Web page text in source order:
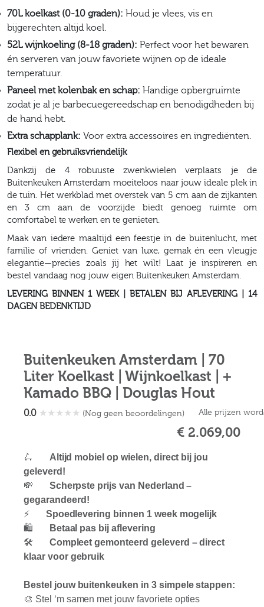
70L koelkast (0-10 graden): Houd je vlees, vis en
bijgerechten altijd koel.
52L wijnkoeling (8-18 graden): Perfect voor het bewaren
én serveren van jouw favoriete wijnen op de ideale
temperatuur.
Paneel met kolenbak en schap: Handige opbergruimte
zodat je al je barbecuegereedschap en benodigdheden bij
de hand hebt.
Extra schapplank: Voor extra accessoires en ingrediënten.
Flexibel en gebruiksvriendelijk
Dankzij de 4 robuuste zwenkwielen verplaats je de
Buitenkeuken Amsterdam moeiteloos naar jouw ideale plek in
de tuin. Het werkblad met overstek van 5 cm aan de zijkanten
en 3 cm aan de voorzijde biedt genoeg ruimte om
comfortabel te werken en te genieten.
Maak van iedere maaltijd een feestje in de buitenlucht, met
familie of vrienden. Geniet van luxe, gemak én een vleugje
elegantie—precies zoals jij het wilt! Laat je inspireren en
bestel vandaag nog jouw eigen Buitenkeuken Amsterdam.
LEVERING BINNEN 1 WEEK | BETALEN BIJ AFLEVERING | 14
DAGEN BEDENKTIJD
Buitenkeuken Amsterdam | 70
Liter Koelkast | Wijnkoelkast | +
Kamado BBQ | Douglas Hout
0.0 ★ ★ ★ ★ ★ (Nog geen beoordelingen) Alle prijzen
€ 2.069,00
🛴 Altijd mobiel op wielen, direct bij jou
geleverd!
💸 Scherpste prijs van Nederland –
gegarandeerd!
⚡ Spoedlevering binnen 1 week mogelijk
🛍️
Betaal pas bij aflevering
🛠️ Compleet gemonteerd geleverd – direct
klaar voor gebruik
Bestel jouw buitenkeuken in 3 simpele stappen:
🎨 Stel ‘m samen met jouw favoriete opties